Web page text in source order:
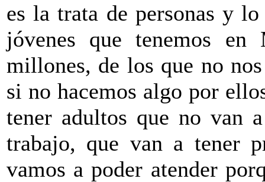
es la trata de personas y
jóvenes que tenemos
millones, de los que no
si no hacemos algo por
tener adultos que no van
trabajo, que van a tener
vamos a poder atender